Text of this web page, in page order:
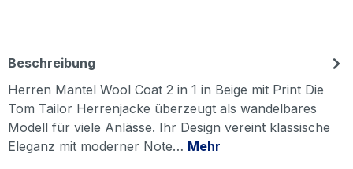
Beschreibung
Herren Mantel Wool Coat 2 in 1 in Beige mit Print Die
Tom Tailor Herrenjacke überzeugt als wandelbares
Modell für viele Anlässe. Ihr Design vereint klassische
Eleganz mit moderner Note… Mehr